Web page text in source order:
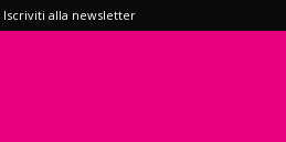
Iscriviti alla newsletter